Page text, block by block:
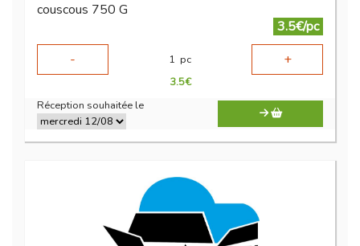
couscous 750 G
3.5€/pc
-
1 pc +
3.5€
Réception souhaitée le